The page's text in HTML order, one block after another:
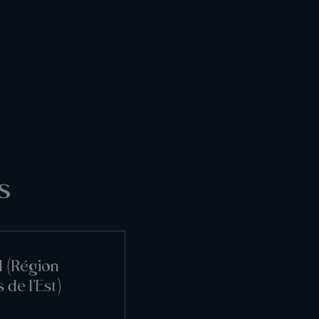
(Région
de l'Est)